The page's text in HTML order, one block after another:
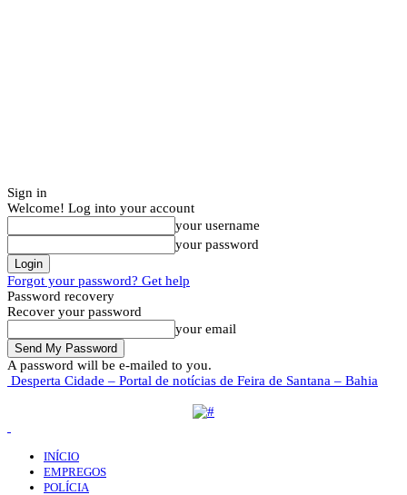
Sign in
Welcome! Log into your account
your username
your password
Forgot your password? Get help
Password recovery
Recover your password
your email
A password will be e-mailed to you.
Desperta Cidade – Portal de notícias de Feira de Santana – Bahia
INÍCIO
EMPREGOS
POLÍCIA